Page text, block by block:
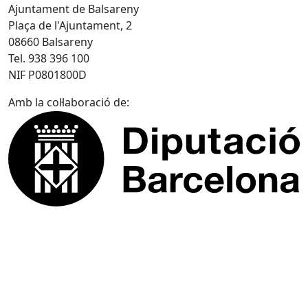
Ajuntament de Balsareny
Plaça de l'Ajuntament, 2
08660 Balsareny
Tel. 938 396 100
NIF P0801800D
Amb la col·laboració de: